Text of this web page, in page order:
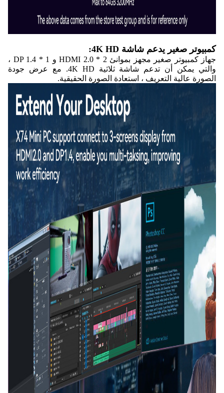
كمبيوتر صغير يدعم شاشة 4K HD:
جهاز كمبيوتر صغير مجهز بموانئ 2 * HDMI 2.0 و 1 * DP 1.4 ،
والتي يمكن أن تدعم شاشة ثلاثية 4K HD. مع عرض جودة
الصورة عالية التعريف ، استعادة الصورة الحقيقية.